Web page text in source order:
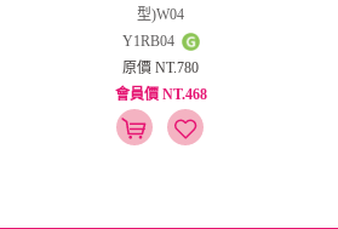
型)W04
Y1RB04
原價 NT.780
會員價 NT.468